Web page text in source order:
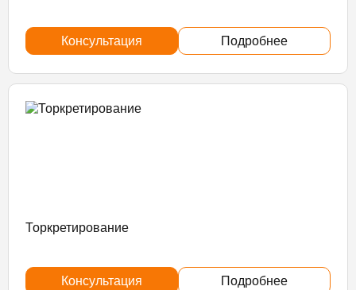
Консультация Подробнее
Торкретирование
Консультация Подробнее